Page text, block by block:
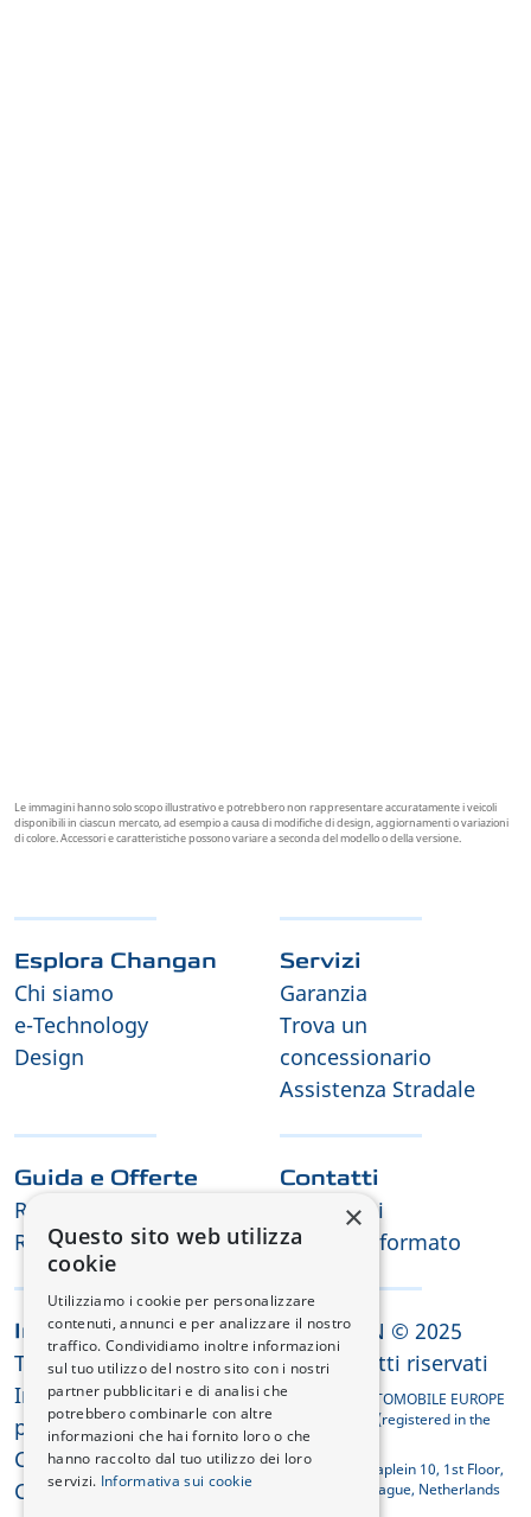
Le immagini hanno solo scopo illustrativo e potrebbero non rappresentare accuratamente i veicoli
disponibili in ciascun mercato, ad esempio a causa di modifiche di design, aggiornamenti o variazioni
di colore. Accessori e caratteristiche possono variare a seconda del modello o della versione.
Esplora Changan
Chi siamo
e-Technology
Design
Servizi
Garanzia
Trova un
concessionario
Assistenza Stradale
Guida e Offerte
Richiesta di Test Drive
Richiesta offerta
Contatti
Contattaci
Tienimi informato
Informazioni legali
Termini e condizioni
Informativa sulla
privacy
Cookie
Conformità REACH
CHANGAN © 2025
Tutti i diritti riservati
CHANGAN AUTOMOBILE EUROPE
HOLDING B.V. (registered in the
Netherlands)
Koningin Julianaplein 10, 1st Floor,
2595 AA The Hague, Netherlands
×
Questo sito web utilizza
cookie
Utilizziamo i cookie per personalizzare
contenuti, annunci e per analizzare il nostro
traffico. Condividiamo inoltre informazioni
sul tuo utilizzo del nostro sito con i nostri
partner pubblicitari e di analisi che
potrebbero combinarle con altre
informazioni che hai fornito loro o che
hanno raccolto dal tuo utilizzo dei loro
servizi. Informativa sui cookie